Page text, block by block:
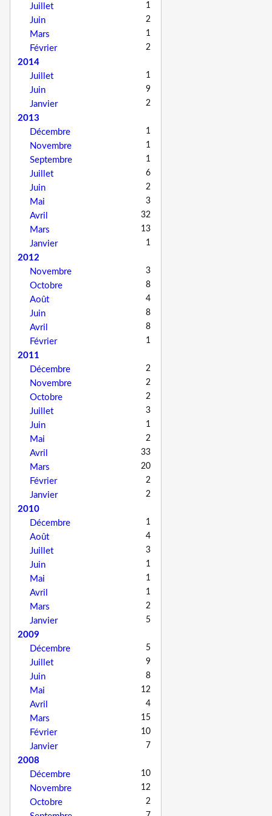
Juillet 1
Juin 2
Mars 1
Février 2
2014
Juillet
1
Juin 9
Janvier 2
2013
Décembre
1
Novembre 1
Septembre 1
Juillet 6
Juin 2
Mai 3
Avril 32
Mars 13
Janvier 1
2012
Novembre
3
Octobre 8
Août 4
Juin 8
Avril 8
Février 1
2011
Décembre
2
Novembre 2
Octobre 2
Juillet 3
Juin 1
Mai 2
Avril 33
Mars 20
Février 2
Janvier 2
2010
Décembre
1
Août 4
Juillet 3
Juin 1
Mai 1
Avril 1
Mars 2
Janvier 5
2009
Décembre
5
Juillet 9
Juin 8
Mai 12
Avril 4
Mars 15
Février 10
Janvier 7
2008
Décembre
10
Novembre 12
Octobre 2